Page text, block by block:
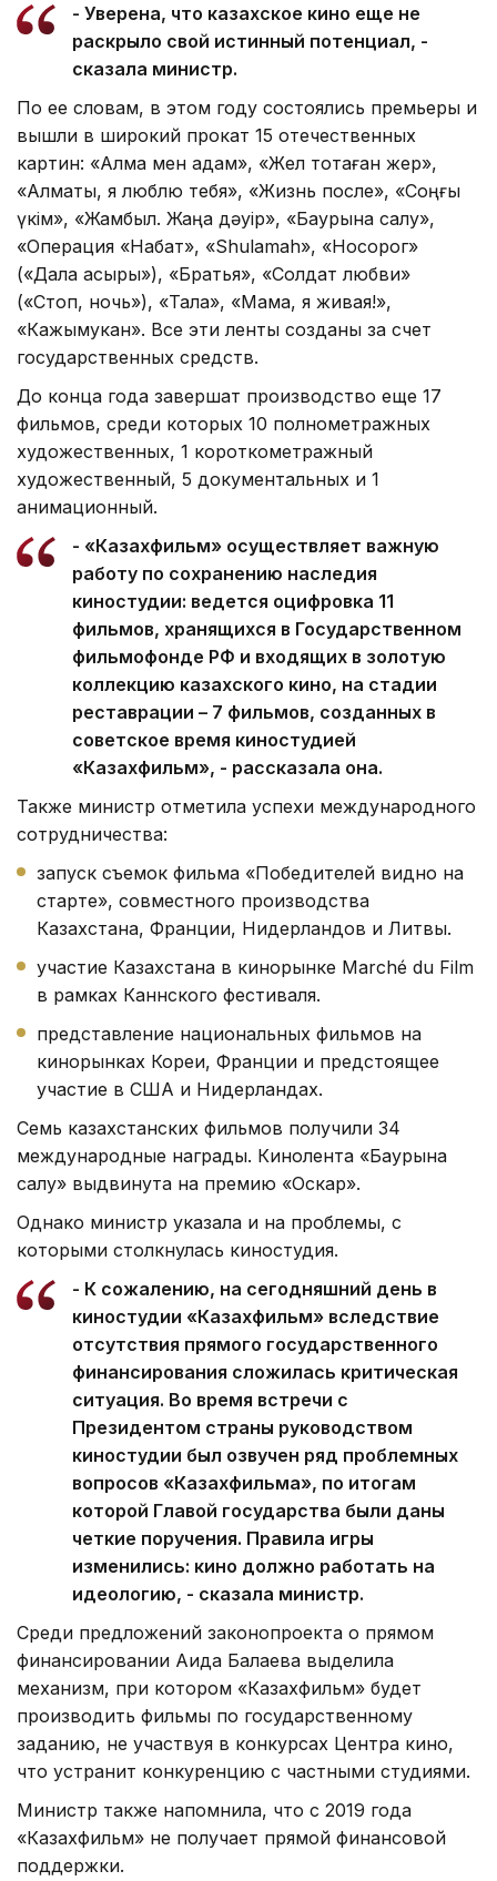
- Уверена, что казахское кино еще не
раскрыло свой истинный потенциал, -
сказала министр.
По ее словам, в этом году состоялись премьеры и
вышли в широкий прокат 15 отечественных
картин: «Алма мен адам», «Жел тоқтаған жер»,
«Алматы, я люблю тебя», «Жизнь после», «Соңғы
үкім», «Жамбыл. Жаңа дәуір», «Баурына салу»,
«Операция «Набат», «Shulamah», «Носорог»
(«Дала қасқыры»), «Братья», «Солдат любви»
(«Стоп, ночь»), «Талақ», «Мама, я живая!»,
«Кажымукан». Все эти ленты созданы за счет
государственных средств.
До конца года завершат производство еще 17
фильмов, среди которых 10 полнометражных
художественных, 1 короткометражный
художественный, 5 документальных и 1
анимационный.
- «Казахфильм» осуществляет важную
работу по сохранению наследия
киностудии: ведется оцифровка 11
фильмов, хранящихся в Государственном
фильмофонде РФ и входящих в золотую
коллекцию казахского кино, на стадии
реставрации – 7 фильмов, созданных в
советское время киностудией
«Казахфильм», - рассказала она.
Также министр отметила успехи международного
сотрудничества:
запуск съемок фильма «Победителей видно на
старте», совместного производства
Казахстана, Франции, Нидерландов и Литвы.
участие Казахстана в кинорынке Marché du Film
в рамках Каннского фестиваля.
представление национальных фильмов на
кинорынках Кореи, Франции и предстоящее
участие в США и Нидерландах.
Семь казахстанских фильмов получили 34
международные награды. Кинолента «Баурына
салу» выдвинута на премию «Оскар».
Однако министр указала и на проблемы, с
которыми столкнулась киностудия.
- К сожалению, на сегодняшний день в
киностудии «Казахфильм» вследствие
отсутствия прямого государственного
финансирования сложилась критическая
ситуация. Во время встречи с
Президентом страны руководством
киностудии был озвучен ряд проблемных
вопросов «Казахфильма», по итогам
которой Главой государства были даны
четкие поручения. Правила игры
изменились: кино должно работать на
идеологию, - сказала министр.
Среди предложений законопроекта о прямом
финансировании Аида Балаева выделила
механизм, при котором «Казахфильм» будет
производить фильмы по государственному
заданию, не участвуя в конкурсах Центра кино,
что устранит конкуренцию с частными студиями.
Министр также напомнила, что с 2019 года
«Казахфильм» не получает прямой финансовой
поддержки.